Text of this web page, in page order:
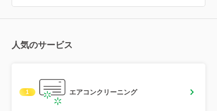
人気のサービス
1 エアコンクリーニング